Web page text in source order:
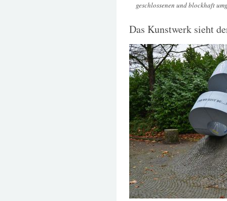
geschlossenen und blockhaft
Das Kunstwerk sieht